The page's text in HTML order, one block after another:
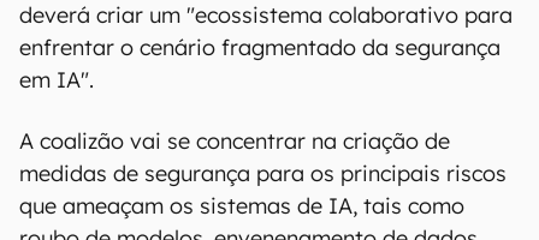
deverá criar um "ecossistema colaborativo para
enfrentar o cenário fragmentado da segurança
em IA".
A coalizão vai se concentrar na criação de
medidas de segurança para os principais riscos
que ameaçam os sistemas de IA, tais como